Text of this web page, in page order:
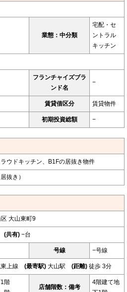
業態：中分類
宅配・セ
ントラル
キッチン
フランチャイズブラ
ンド名
−
賃貸借区分 賃貸物件
初期投資総額 −
ウドキッチン、B1Fの居抜き物件
抜き）
大山東町9
(共有) −台
号線 −号線
東上線 (最寄駅) 大山駅 (距離) 徒歩 3分
1階
店舗階数：備考
4階建て地